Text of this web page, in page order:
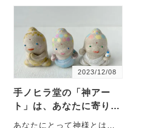
2023/12/08
手ノヒラ堂の「神アー
ト」は、あなたに寄り添
あなたにとって神様とは？